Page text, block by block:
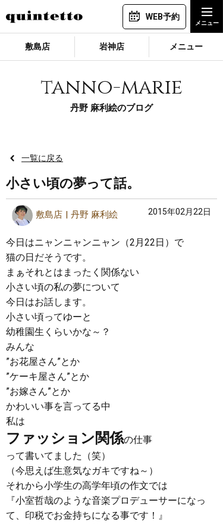
WEB予約
敷島店 岩神店 メニュー
tanno-marie
丹野 麻利絵のブログ
一覧に戻る
小さい頃の夢って話。
敷島店 丹野 麻利絵 2015年02月22日
今日はニャンニャンニャン（2月22日）で
猫の日だそうです。
まぁそれとはまったく関係ない
小さい頃の私の夢について
今日はお話します。
小さい頃ってゆーと
幼稚園生くらいかな～？
みんな
”お花屋さん”とか
”ケーキ屋さん”とか
”お嫁さん”とか
かわいい事を言ってる中
私は
ファッション関係の仕事
って書いてました（笑）
（今思えば生意気なガキですね～）
それから小学生の高学年頃の作文では
『小室哲哉のような音楽プロデューサーになっ
て、印税でお金持ちになる事です！』